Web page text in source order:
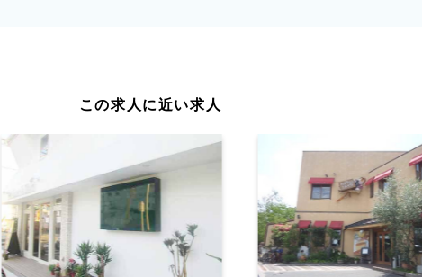
この求人に近い求人